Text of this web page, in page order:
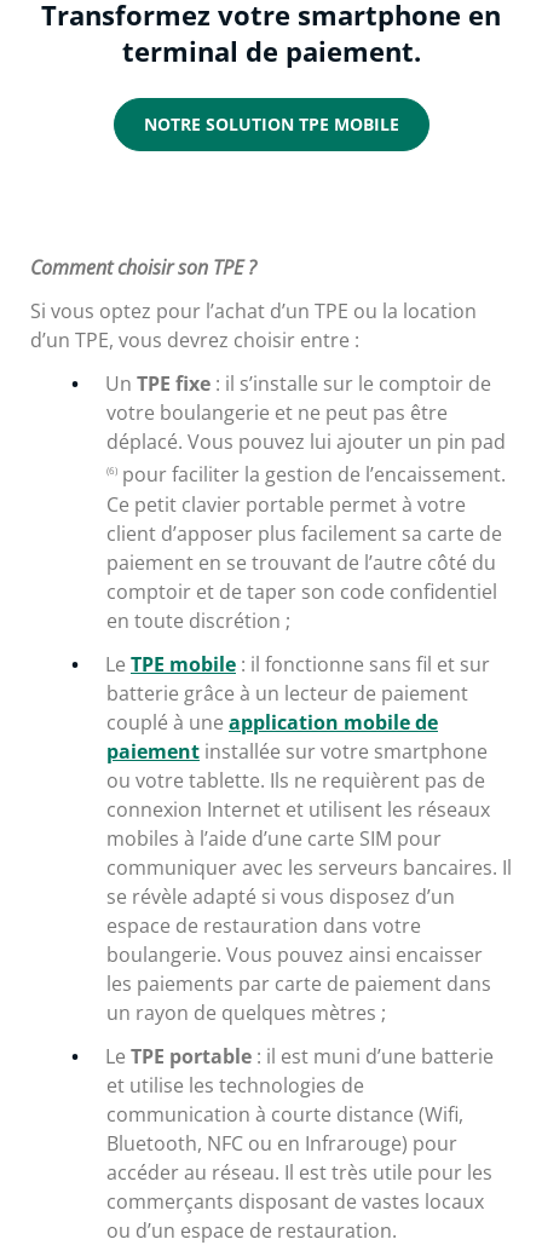
Transformez votre smartphone en
terminal de paiement.
NOTRE SOLUTION TPE MOBILE
Comment choisir son TPE ?
Si vous optez pour l’achat d’un TPE ou la location
d’un TPE, vous devrez choisir entre :
Un TPE fixe : il s’installe sur le comptoir de
votre boulangerie et ne peut pas être
déplacé. Vous pouvez lui ajouter un pin pad
(6) pour faciliter la gestion de l’encaissement.
Ce petit clavier portable permet à votre
client d’apposer plus facilement sa carte de
paiement en se trouvant de l’autre côté du
comptoir et de taper son code confidentiel
en toute discrétion ;
Le TPE mobile : il fonctionne sans fil et sur
batterie grâce à un lecteur de paiement
couplé à une application mobile de
paiement installée sur votre smartphone
ou votre tablette. Ils ne requièrent pas de
connexion Internet et utilisent les réseaux
mobiles à l’aide d’une carte SIM pour
communiquer avec les serveurs bancaires. Il
se révèle adapté si vous disposez d’un
espace de restauration dans votre
boulangerie. Vous pouvez ainsi encaisser
les paiements par carte de paiement dans
un rayon de quelques mètres ;
Le TPE portable : il est muni d’une batterie
et utilise les technologies de
communication à courte distance (Wifi,
Bluetooth, NFC ou en Infrarouge) pour
accéder au réseau. Il est très utile pour les
commerçants disposant de vastes locaux
ou d’un espace de restauration.